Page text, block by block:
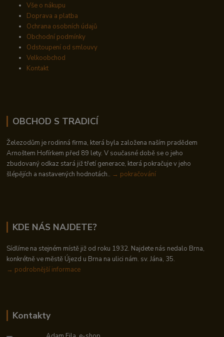
Vše o nákupu
Doprava a platba
Ochrana osobních údajů
Obchodní podmínky
Odstoupení od smlouvy
Velkoobchod
Kontakt
OBCHOD S TRADICÍ
Železodům je rodinná firma, která byla založena naším pradědem
Arnoštem Hofírkem před 89 lety. V současné době se o jeho
zbudovaný odkaz stará již třetí generace, která pokračuje v jeho
šlépějích a nastavených hodnotách.. → pokračování
KDE NÁS NAJDETE?
Sídlíme na stejném místě již od roku 1932. Najdete nás nedalo Brna,
konkrétně ve městě Újezd u Brna na ulici nám. sv. Jána, 35.
→ podrobnější informace
Kontakty